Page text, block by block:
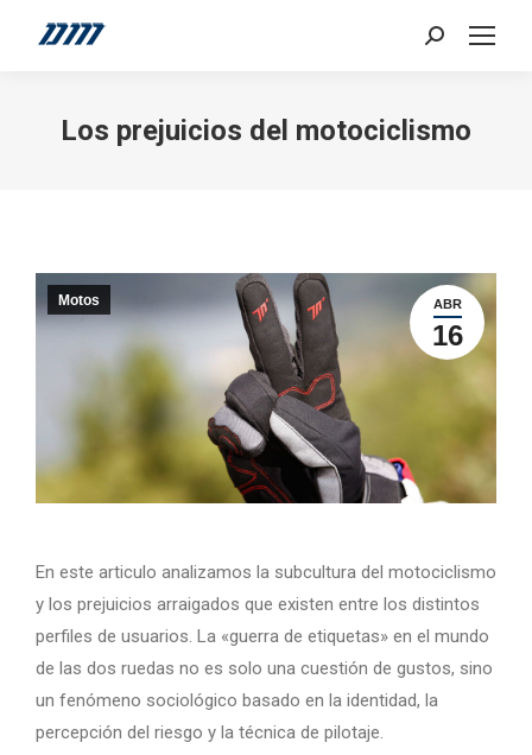
Search:
Los prejuicios del motociclismo
ABR
16
Motos
En este articulo analizamos la subcultura del motociclismo
y los prejuicios arraigados que existen entre los distintos
perfiles de usuarios. La «guerra de etiquetas» en el mundo
de las dos ruedas no es solo una cuestión de gustos, sino
un fenómeno sociológico basado en la identidad, la
percepción del riesgo y la técnica de pilotaje.